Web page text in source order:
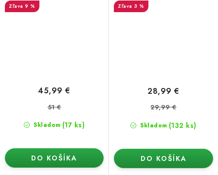
9 %
Skladom (17 ks)
45,99 €
51 €
DO KOŠÍKA
3 %
Skladom (132 ks)
28,99 €
29,99 €
DO KOŠÍKA